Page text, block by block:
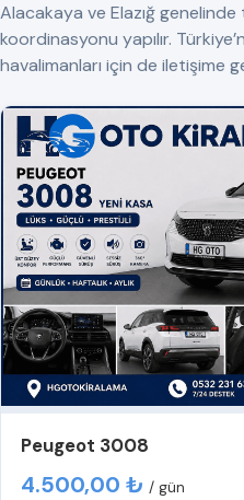
Alacakaya ve Elazığ
koordinasyonu yapılır.
havalimanları için de iletişime
Peugeot 3008
4.500,00 ₺ / gün